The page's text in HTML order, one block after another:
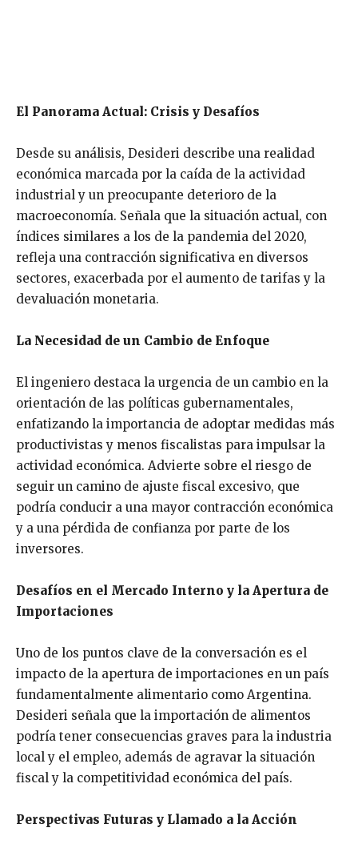
El Panorama Actual: Crisis y Desafíos
Desde su análisis, Desideri describe una realidad
económica marcada por la caída de la actividad
industrial y un preocupante deterioro de la
macroeconomía. Señala que la situación actual, con
índices similares a los de la pandemia del 2020,
refleja una contracción significativa en diversos
sectores, exacerbada por el aumento de tarifas y la
devaluación monetaria.
La Necesidad de un Cambio de Enfoque
El ingeniero destaca la urgencia de un cambio en la
orientación de las políticas gubernamentales,
enfatizando la importancia de adoptar medidas más
productivistas y menos fiscalistas para impulsar la
actividad económica. Advierte sobre el riesgo de
seguir un camino de ajuste fiscal excesivo, que
podría conducir a una mayor contracción económica
y a una pérdida de confianza por parte de los
inversores.
Desafíos en el Mercado Interno y la Apertura de
Importaciones
Uno de los puntos clave de la conversación es el
impacto de la apertura de importaciones en un país
fundamentalmente alimentario como Argentina.
Desideri señala que la importación de alimentos
podría tener consecuencias graves para la industria
local y el empleo, además de agravar la situación
fiscal y la competitividad económica del país.
Perspectivas Futuras y Llamado a la Acción